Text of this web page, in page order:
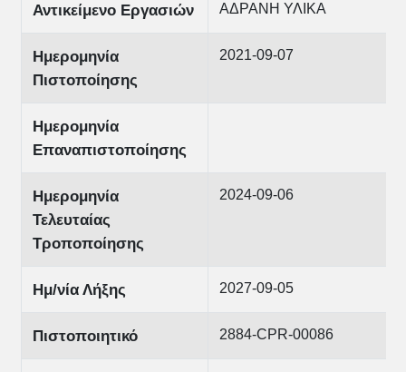
Αντικείμενο Εργασιών ΑΔΡΑΝΗ ΥΛΙΚΑ
Ημερομηνία
Πιστοποίησης
2021-09-07
Ημερομηνία
Επαναπιστοποίησης
Ημερομηνία
Τελευταίας
Τροποποίησης
2024-09-06
Ημ/νία Λήξης 2027-09-05
Πιστοποιητικό 2884-CPR-00086